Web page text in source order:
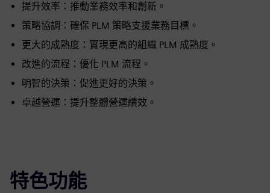
提升效率：推動業務效率和創新。
策略協調：確保 PLM 策略支援業務目標。
更大的成熟度：實現更高的組織 PLM 成熟度。
改進的流程：優化 PLM 流程。
明智的決策：促進更好的決策。
卓越營運：提升整體營運績效。
特色功能